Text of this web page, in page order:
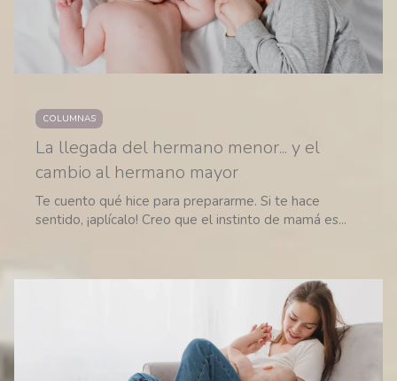
La llegada del hermano menor... y el
cambio al hermano mayor
COLUMNAS
Te cuento qué hice para prepararme. Si te hace
sentido, ¡aplícalo! Creo que el instinto de mamá es...